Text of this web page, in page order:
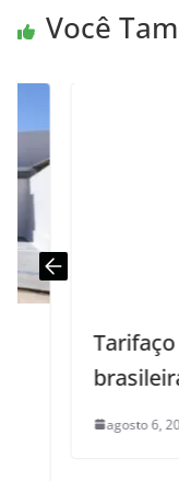
Você
Tarifaço
brasileiras
agosto 6, 2025 0